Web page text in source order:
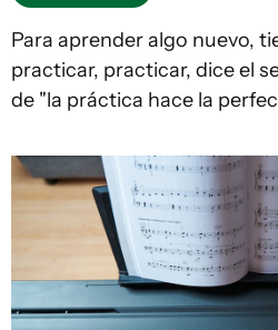
Para aprender algo nuevo,
practicar, practicar, dice el
de "la práctica hace la